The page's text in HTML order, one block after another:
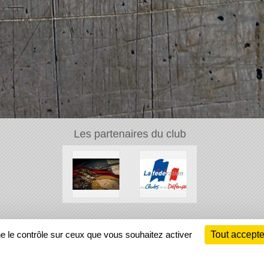
Les partenaires du club
le contrôle sur ceux que vous souhaitez activer Tout